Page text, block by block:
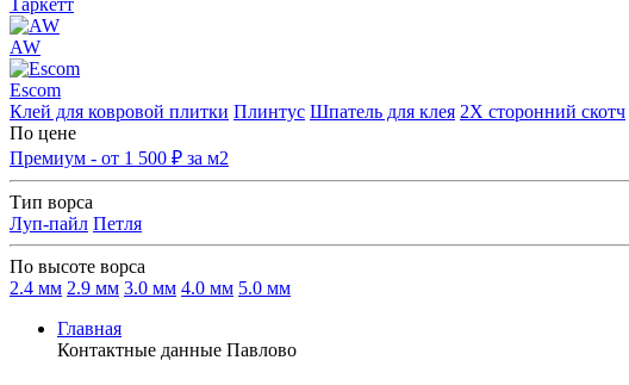
AW
Escom
Клей для ковровой плитки Плинтус Шпатель для клея 2Х сторонний скотч
По цене
Премиум - от 1 500 ₽ за м2
Тип ворса
Луп-пайл Петля
По высоте ворса
2.4 мм 2.9 мм 3.0 мм 4.0 мм 5.0 мм
Главная
Контактные данные Павлово